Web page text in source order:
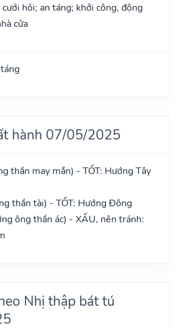
hỏi; an táng; khởi công, động
cửa
hành 07/05/2025
thần may mắn) - TỐT: Hướng Tây
thần tài) - TỐT: Hướng Đông
ông thần ác) - XẤU, nên tránh:
Nhị thập bát tú